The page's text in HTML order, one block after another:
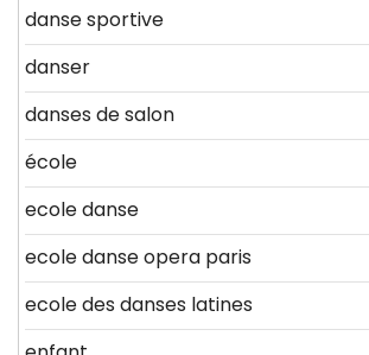
danse sportive
danser
danses de salon
école
ecole danse
ecole danse opera paris
ecole des danses latines